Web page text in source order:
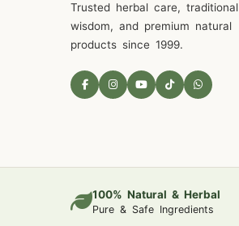
Trusted herbal care, traditional
wisdom, and premium natural
products since 1999.
100% Natural & Herbal
Pure & Safe Ingredients